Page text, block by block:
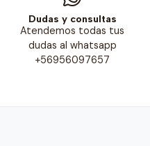
Dudas y consultas
Atendemos todas tus
dudas al whatsapp
+56956097657